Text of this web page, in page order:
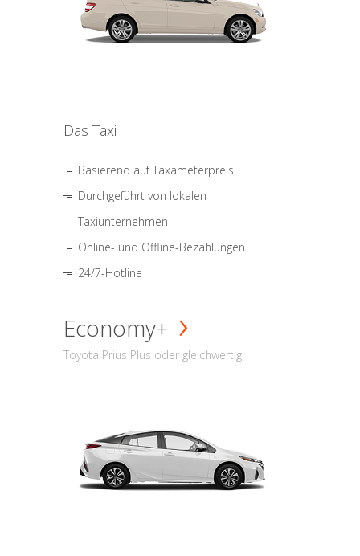
Das Taxi
Basierend auf Taxameterpreis
Durchgeführt von lokalen
Taxiunternehmen
Online- und Offline-Bezahlungen
24/7-Hotline
Economy+
Toyota Prius Plus oder gleichwertig